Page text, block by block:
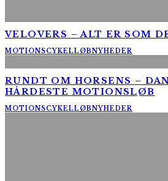
VELOVERS – ALT ER SOM
MOTIONSCYKELLØBNYHEDER
RUNDT OM HORSENS –
HÅRDESTE MOTIONSLØB
MOTIONSCYKELLØBNYHEDER